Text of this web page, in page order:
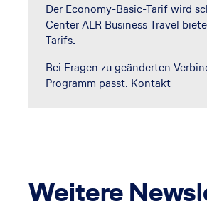
Der Economy-Basic-Tarif wird
Center ALR Business Travel
Tarifs.
Bei Fragen zu geänderten
Programm passt. Kontakt
Weitere